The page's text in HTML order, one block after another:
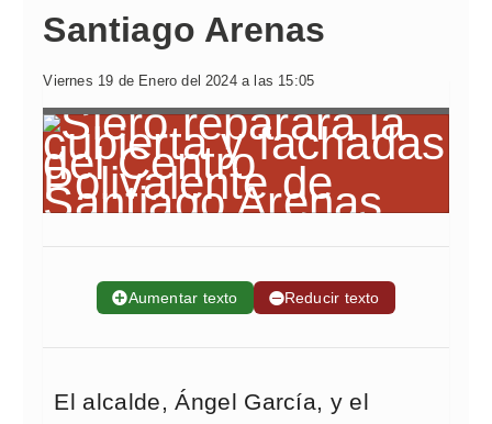
Santiago Arenas
Viernes 19 de Enero del 2024 a las 15:05
➕Aumentar texto ➖Reducir texto
El alcalde, Ángel García, y el